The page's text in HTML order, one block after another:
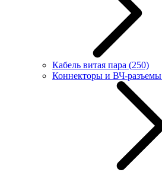
Кабель витая пара (250)
Коннекторы и ВЧ-разъемы